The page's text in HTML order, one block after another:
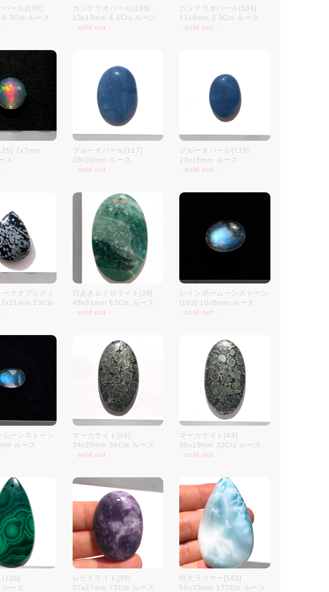
パール[139]
ルース
カンテラオパール[138]
13x13mm 4.1Cts ルース
- sold out -
カンテラオパール[136]
11x9mm 2.9Cts ルース
- sold out -
7x7mm
ス
ブルーオパール[117]
28x20mm ルース
- sold out -
ブルーオパール[113]
23x16mm ルース
- sold out -
ークオブシディ
23Cts
穴あきムトロライト[20]
48x31mm 63Cts ルース
- sold out -
レインボームーンストーン
[192] 10x8mm ルース
- sold out -
ムーンストーン
ルース
マーカサイト[45]
34x20mm 36Cts ルース
- sold out -
マーカサイト[43]
35x19mm 32Cts ルース
- sold out -
[126]
ース
レピドライト[39]
37x27mm 72Cts ルース
特大ラリマー[561]
56x33mm 177Cts ルース